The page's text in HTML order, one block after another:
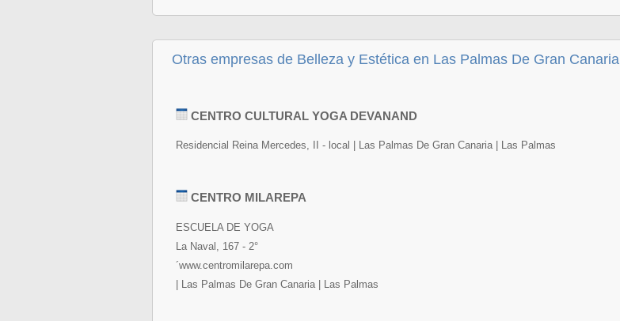
Otras empresas de Belleza y Estética en Las Palmas De Gran Canaria
CENTRO CULTURAL YOGA DEVANAND
Residencial Reina Mercedes, II - local | Las Palmas De Gran Canaria | Las Palmas
CENTRO MILAREPA
ESCUELA DE YOGA
La Naval, 167 - 2°
´www.centromilarepa.com
| Las Palmas De Gran Canaria | Las Palmas